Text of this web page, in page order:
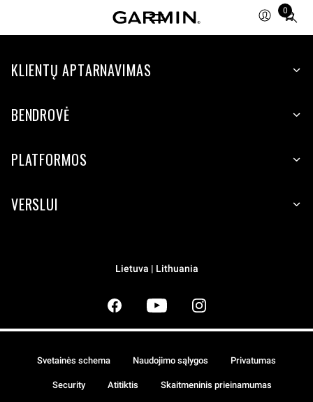
0
Total
items
cart:
KLIENTŲ APTARNAVIMAS
BENDROVĖ
PLATFORMOS
VERSLUI
Lietuva | Lithuania
Svetainės schema Naudojimo sąlygos Privatumas
Security Atitiktis Skaitmeninis prieinamumas